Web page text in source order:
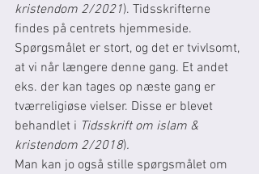
kristendom 2/2021). Tidsskrifterne
findes på centrets hjemmeside.
Spørgsmålet er stort, og det er tvivlsomt,
at vi når længere denne gang. Et andet
eks. der kan tages op næste gang er
tværreligiøse vielser. Disse er blevet
behandlet i Tidsskrift om islam &
kristendom 2/2018).
Man kan jo også stille spørgsmålet om